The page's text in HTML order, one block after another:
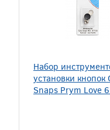
Набор
установки кнопок
Snaps Prym Love